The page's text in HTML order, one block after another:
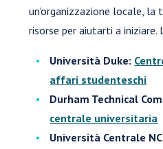
un'organizzazione locale, la
risorse per aiutarti a iniziare.
Università Duke:
affari studenteschi
Durham Technical
centrale universitaria
Università Centrale